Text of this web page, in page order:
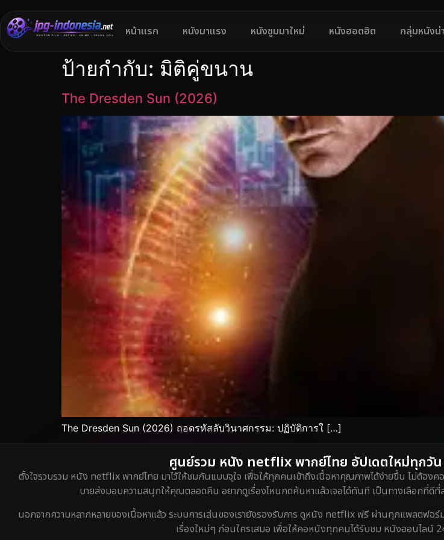
หน้าแรก หนังมาแรง หนังซูมมาใหม่ หนังฮอตฮิต กลุ่มหนังน่
ป้ายกำกับ: มิติคู่ขนาน
The Dresden Sun (2026)
The Dresden Sun (2026) ถอดรหัสลับวินาศกรรม: ปฏิบัติการใ […]
ศูนย์รวม หนัง netflix พากย์ไทย อัปเดตใหม่ทุกวั
ตั้งใจรวบรวม หนัง netflix พากย์ไทย มาไว้ให้ชมกันแบบจุใจ เพื่อให้ทุกคนเข้าถึงเนื้อหาคุณภาพได้ง่ายขึ้น ไม่ต้อง
บายส่งมอบความสนุกให้คุณตลอดคืน อยากดูเรื่องไหนกดค้นหาแล้วเจอได้ทันที เป็นทางเลือกที่
นอกจากความหลากหลายของเนื้อหาแล้ว ระบบการเล่นของเรายังรองรับการ ดูหนัง netflix ฟรี ผ่านทุกแพลตฟ
เรื่องใหม่ๆ ก่อนใครเสมอ เพื่อให้คอหนังทุกคนได้รับชม หนังออนไลน์